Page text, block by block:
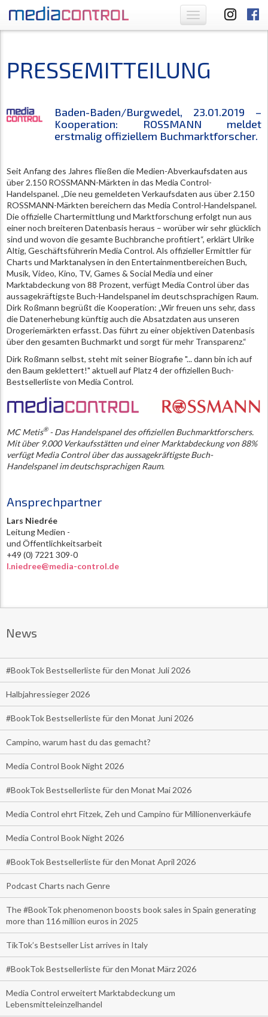
Toggle
navigation
PRESSEMITTEILUNG
Baden-Baden/Burgwedel, 23.01.2019 –
Kooperation: ROSSMANN meldet
erstmalig offiziellem Buchmarktforscher.
Seit Anfang des Jahres fließen die Medien-Abverkaufsdaten aus
über 2.150 ROSSMANN-Märkten in das Media Control-
Handelspanel. „Die neu gemeldeten Verkaufsdaten aus über 2.150
ROSSMANN-Märkten bereichern das Media Control-Handelspanel.
Die offizielle Chartermittlung und Marktforschung erfolgt nun aus
einer noch breiteren Datenbasis heraus – worüber wir sehr glücklich
sind und wovon die gesamte Buchbranche profitiert“, erklärt Ulrike
Altig, Geschäftsführerin Media Control. Als offizieller Ermittler für
Charts und Marktanalysen in den Entertainmentbereichen Buch,
Musik, Video, Kino, TV, Games & Social Media und einer
Marktabdeckung von 88 Prozent, verfügt Media Control über das
aussagekräftigste Buch-Handelspanel im deutschsprachigen Raum.
Dirk Roßmann begrüßt die Kooperation: „Wir freuen uns sehr, dass
die Datenerhebung künftig auch die Absatzdaten aus unseren
Drogeriemärkten erfasst. Das führt zu einer objektiven Datenbasis
über den gesamten Buchmarkt und sorgt für mehr Transparenz.“
Dirk Roßmann selbst, steht mit seiner Biografie "... dann bin ich auf
den Baum geklettert!" aktuell auf Platz 4 der offiziellen Buch-
Bestsellerliste von Media Control.
MC Metis®- Das Handelspanel des offiziellen Buchmarktforschers.
Mit über 9.000 Verkaufsstätten und einer Marktabdeckung von 88%
verfügt Media Control über das aussagekräftigste Buch-
Handelspanel im deutschsprachigen Raum.
Ansprechpartner
Lars Niedrée
Leitung Medien -
und Öffentlichkeitsarbeit
+49 (0) 7221 309-0
l.niedree@media-control.de
News
#BookTok Bestsellerliste für den Monat Juli 2026
Halbjahressieger 2026
#BookTok Bestsellerliste für den Monat Juni 2026
Campino, warum hast du das gemacht?
Media Control Book Night 2026
#BookTok Bestsellerliste für den Monat Mai 2026
Media Control ehrt Fitzek, Zeh und Campino für Millionenverkäufe
Media Control Book Night 2026
#BookTok Bestsellerliste für den Monat April 2026
Podcast Charts nach Genre
The #BookTok phenomenon boosts book sales in Spain generating
more than 116 million euros in 2025
TikTok’s Bestseller List arrives in Italy
#BookTok Bestsellerliste für den Monat März 2026
Media Control erweitert Marktabdeckung um
Lebensmitteleinzelhandel